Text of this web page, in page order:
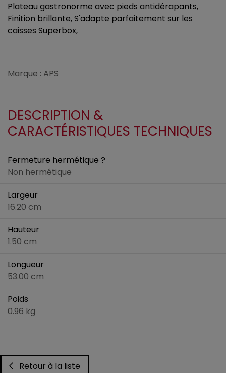
Plateau gastronorme avec pieds antidérapants,
Finition brillante, S'adapte parfaitement sur les
caisses Superbox,
Marque : APS
DESCRIPTION &
CARACTÉRISTIQUES TECHNIQUES
Fermeture hermétique ?
Non hermétique
Largeur
16.20 cm
Hauteur
1.50 cm
Longueur
53.00 cm
Poids
0.96 kg
Retour à la liste